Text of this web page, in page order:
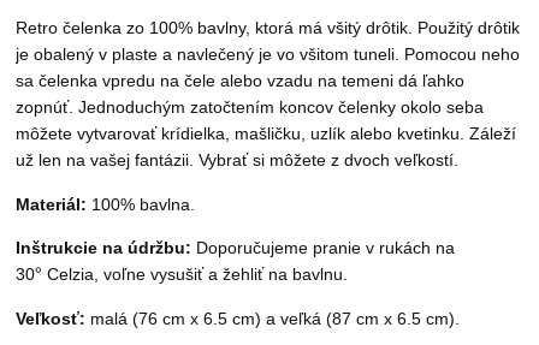
Retro čelenka zo 100% bavlny, ktorá má všitý drôtik. Použitý drôtik
je obalený v plaste a navlečený je vo všitom tuneli. Pomocou neho
sa čelenka vpredu na čele alebo vzadu na temeni dá ľahko
zopnúť. Jednoduchým zatočtením koncov čelenky okolo seba
môžete vytvarovať krídielka, mašličku, uzlík alebo kvetinku. Záleží
už len na vašej fantázii. Vybrať si môžete z dvoch veľkostí.
Materiál: 100% bavlna.
Inštrukcie na údržbu: Doporučujeme pranie v rukách na
30°Celzia, voľne vysušiť ažehliť na bavlnu.
Veľkosť: malá (76 cm x 6.5 cm) a veľká (87 cm x 6.5 cm).